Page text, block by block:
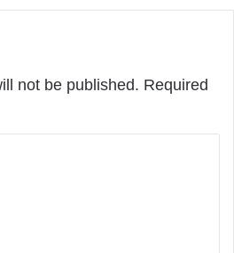
not be published. Required